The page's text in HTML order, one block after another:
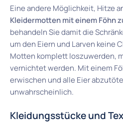
Eine andere Möglichkeit, Hitze
Kleidermotten mit einem Föhn
behandeln Sie damit die
um den Eiern und Larven keine
Motten komplett loszuwerden,
vernichtet werden. Mit einem
erwischen und alle Eier
unwahrscheinlich.
Kleidungsstücke und